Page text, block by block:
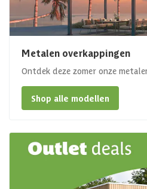
Metalen overkappingen
Ontdek deze zomer onze
Shop alle modellen